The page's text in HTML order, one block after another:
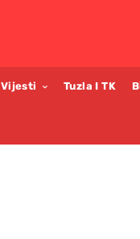
Vijesti Tuzla I TK